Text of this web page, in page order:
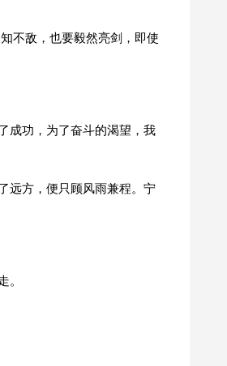
不敌，也要毅然亮剑，即使
成功，为了奋斗的渴望，我
远方，便只顾风雨兼程。宁
。